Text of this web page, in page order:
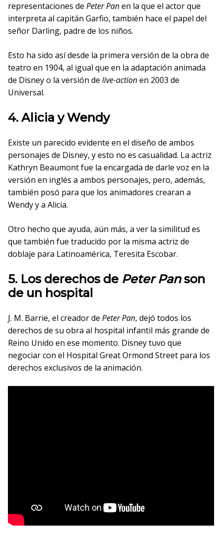
representaciones de Peter Panen la que el actor que
interpreta al capitán Garfio, también hace el papel del
señor Darling, padre de los niños.
Esto ha sido así desde la primera versión de la obra de
teatro en 1904, al igual que en la adaptación animada
de Disney o la versión de live-actionen 2003 de
Universal.
4. Alicia y Wendy
Existe un parecido evidente en el diseño de ambos
personajes de Disney, y esto no es casualidad. La actriz
Kathryn Beaumont fue la encargada de darle voz en la
versión en inglés a ambos personajes, pero, además,
también posó para que los animadores crearan a
Wendy y a Alicia.
Otro hecho que ayuda, aún más, a ver la similitud es
que también fue traducido por la misma actriz de
doblaje para Latinoamérica, Teresita Escobar.
5. Los derechos de Peter Panson
de un hospital
J. M. Barrie, el creador de Peter Pan, dejó todos los
derechos de su obra al hospital infantil más grande de
Reino Unido en ese momento. Disney tuvo que
negociar con el Hospital Great Ormond Street para los
derechos exclusivos de la animación.